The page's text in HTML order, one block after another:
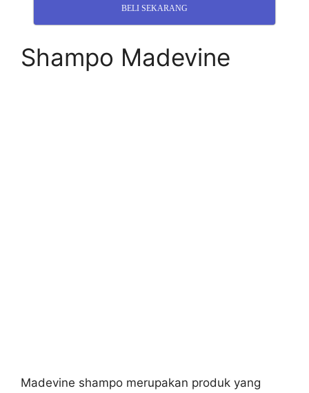
BELI SEKARANG
Shampo Madevine
Madevine shampo merupakan produk yang